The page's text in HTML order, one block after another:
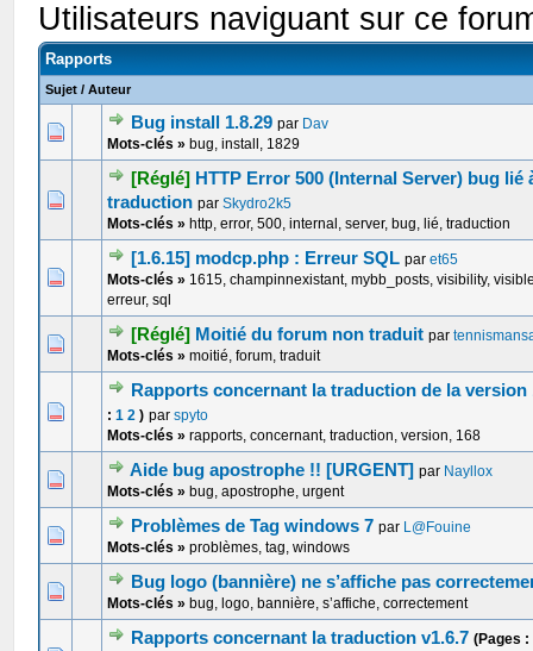
Utilisateurs naviguant sur ce
Rapports
Sujet /Auteur
Bug install 1.8.29 par Dav
Mots-clés » bug, install, 1829
0 Votes - 0 sur 5 en moyenne
1 2345
[Réglé] HTTP Error 500 (Internal Server) bug lié
traduction parSkydro2k5
Mots-clés » http, error, 500, internal, server, bug, lié, traduction
0 Votes - 0 sur 5 en moyenne
12345
[1.6.15] modcp.php : Erreur SQL paret65
Mots-clés » 1615, champinnexistant, mybb_posts, visibility,
erreur, sql
0 Votes - 0 sur 5 en moyenne
1 2345
[Réglé] Moitié du forum non traduit par
Mots-clés »moitié, forum, traduit
0 Votes - 0 sur 5 en moyenne
12345
Rapports concernant la traduction de la version
:1 2 ) parspyto
Mots-clés »rapports, concernant, traduction, version, 168
0 Votes - 0 sur 5 en moyenne
Aide bug apostrophe !! [URGENT] par Nayllox
Mots-clés » bug, apostrophe, urgent
0 Votes - 0 sur 5 en moyenne
12345
Problèmes de Tag windows 7 par L@Fouine
Mots-clés »problèmes, tag, windows
0 Votes - 0 sur 5 en moyenne
123 45
Bug logo (bannière) ne s’affiche pas
Mots-clés » bug, logo, bannière, s’affiche, correctement
0 Votes - 0 sur 5 en moyenne
12345
Rapports concernant la traduction v1.6.7 (Pages :